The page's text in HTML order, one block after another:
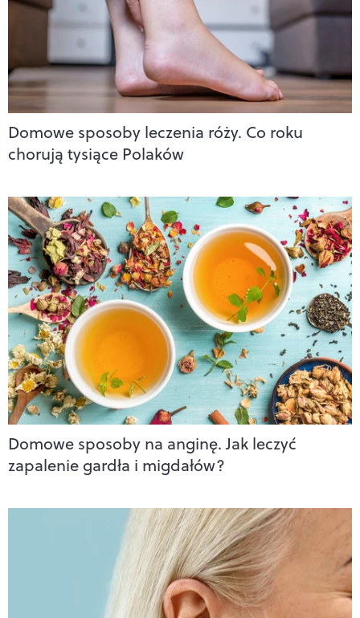
Domowe sposoby leczenia róży. Co roku
chorują tysiące Polaków
Domowe sposoby na anginę. Jak leczyć
zapalenie gardła i migdałów?